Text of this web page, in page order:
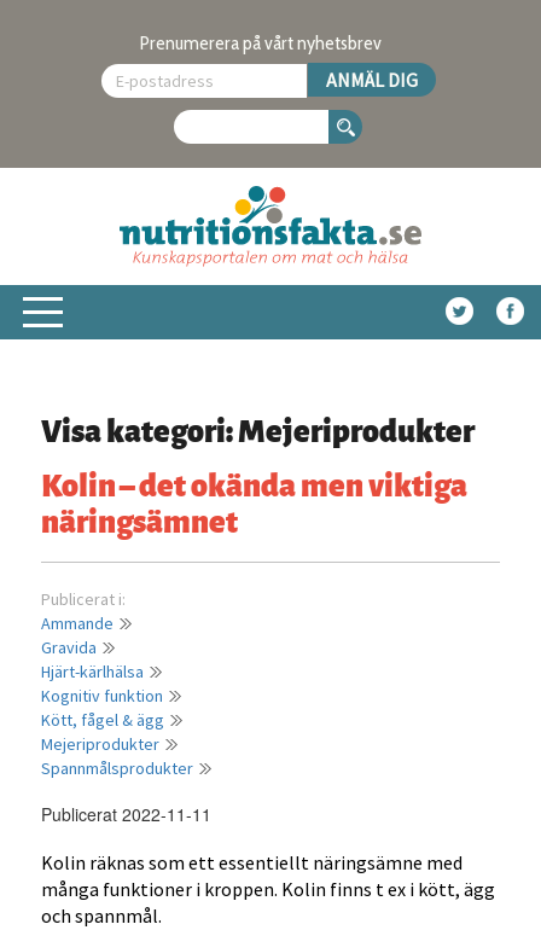
Prenumerera på vårt nyhetsbrev
Visa kategori: Mejeriprodukter
Kolin – det okända men viktiga
näringsämnet
Publicerat i:
Ammande
Gravida
Hjärt-kärlhälsa
Kognitiv funktion
Kött, fågel & ägg
Mejeriprodukter
Spannmålsprodukter
Publicerat 2022-11-11
Kolin räknas som ett essentiellt näringsämne med
många funktioner i kroppen. Kolin finns t ex i kött, ägg
och spannmål.